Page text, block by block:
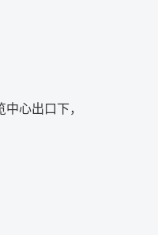
心出口下，